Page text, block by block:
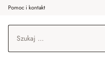
do wątku głównego
Przejdź do wyszukiwania
Przejdź do głównej nawigacji
Pomoc i kontakt